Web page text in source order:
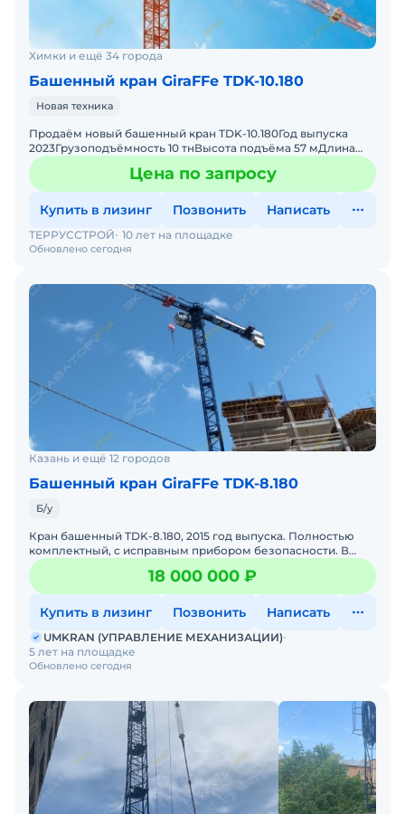
Химки и ещё 34 города
Башенный кран GiraFFe TDK-10.180
Новая техника
Продаём новый башенный кран TDK-10.180Год выпуска
2023Грузоподъёмность 10 тнВысота подъёма 57 мДлина
стрелы 60 мВ наличии.
Цена по запросу
Купить в лизинг Позвонить Написать
Обновлено сегодня
ТЕРРУССТРОЙ 10 лет на площадке
Казань и ещё 12 городов
Башенный кран GiraFFe TDK-8.180
Б/у
Кран башенный TDK-8.180, 2015 год выпуска. Полностью
комплектный, с исправным прибором безопасности. В
рабочем состоянии. Анкерный.Также в наличии есть
дополнит
18 000 000 ₽
Купить в лизинг Позвонить Написать
Обновлено сегодня
UMKRAN (УПРАВЛЕНИЕ МЕХАНИЗАЦИИ)
5 лет на площадке